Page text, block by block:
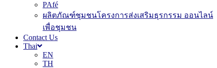
PAfé
ผลิตภัณฑ์ชุมชนโครงการส่งเสริมธุรกรรม ออนไลน์
เพื่อชุมชน
Contact Us
Thai
EN
TH